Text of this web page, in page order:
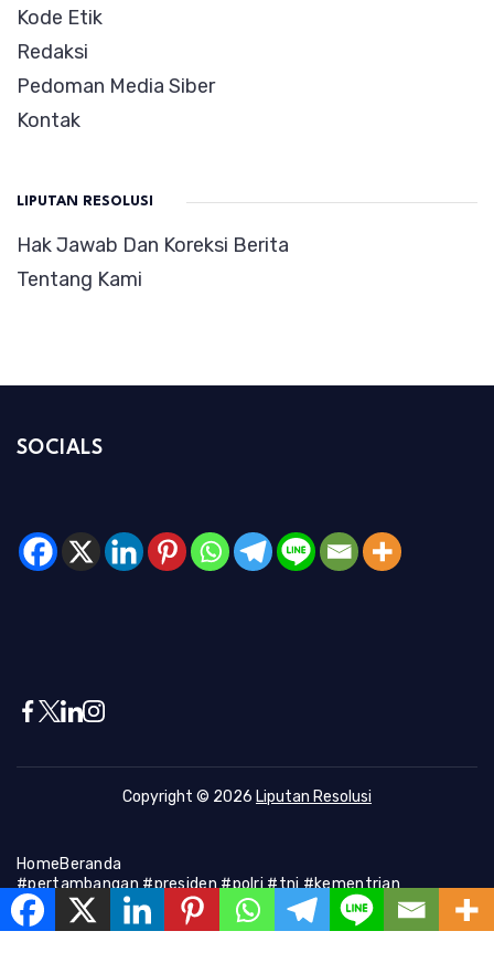
Kode Etik
Redaksi
Pedoman Media Siber
Kontak
LIPUTAN RESOLUSI
Hak Jawab Dan Koreksi Berita
Tentang Kami
SOCIALS
Copyright © 2026 Liputan Resolusi
HomeBeranda
#pertambangan #presiden #polri #tni #kementrian
#presiden #Kapolri #indonesia